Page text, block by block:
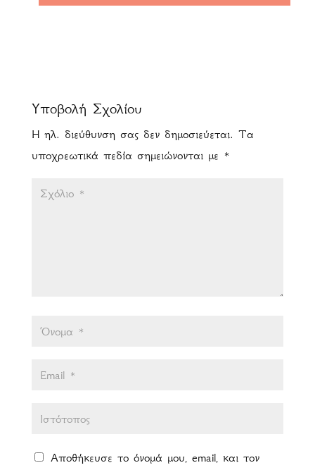
Υποβολή Σχολίου
Η ηλ. διεύθυνση σας δεν δημοσιεύεται. Τα
υποχρεωτικά πεδία σημειώνονται με *
Αποθήκευσε το όνομά μου, email, και τον